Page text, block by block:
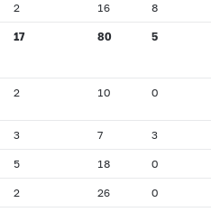
2 16 8
17 80 5
2 10 0
3 7 3
5 18 0
2 26 0